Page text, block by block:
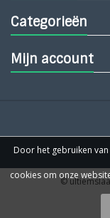
Categorieën
Mijn account
©
Door het gebruiken
cookies om onze